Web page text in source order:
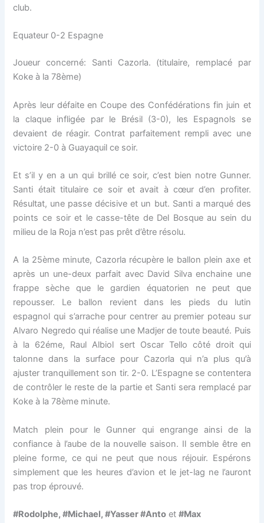
club.
Equateur 0-2 Espagne
Joueur concerné: Santi Cazorla. (titulaire, remplacé par
Koke à la 78ème)
Après leur défaite en Coupe des Confédérations fin juin et
la claque infligée par le Brésil (3-0), les Espagnols se
devaient de réagir. Contrat parfaitement rempli avec une
victoire 2-0 à Guayaquil ce soir.
Et s’il y en a un qui brillé ce soir, c’est bien notre Gunner.
Santi était titulaire ce soir et avait à cœur d’en profiter.
Résultat, une passe décisive et un but. Santi a marqué des
points ce soir et le casse-tête de Del Bosque au sein du
milieu de la Roja n’est pas prêt d’être résolu.
A la 25ème minute, Cazorla récupère le ballon plein axe et
après un une-deux parfait avec David Silva enchaine une
frappe sèche que le gardien équatorien ne peut que
repousser. Le ballon revient dans les pieds du lutin
espagnol qui s’arrache pour centrer au premier poteau sur
Alvaro Negredo qui réalise une Madjer de toute beauté. Puis
à la 62éme, Raul Albiol sert Oscar Tello côté droit qui
talonne dans la surface pour Cazorla qui n’a plus qu’à
ajuster tranquillement son tir. 2-0. L’Espagne se contentera
de contrôler le reste de la partie et Santi sera remplacé par
Koke à la 78ème minute.
Match plein pour le Gunner qui engrange ainsi de la
confiance à l’aube de la nouvelle saison. Il semble être en
pleine forme, ce qui ne peut que nous réjouir. Espérons
simplement que les heures d’avion et le jet-lag ne l’auront
pas trop éprouvé.
#Rodolphe, #Michael, #Yasser #Anto et#Max